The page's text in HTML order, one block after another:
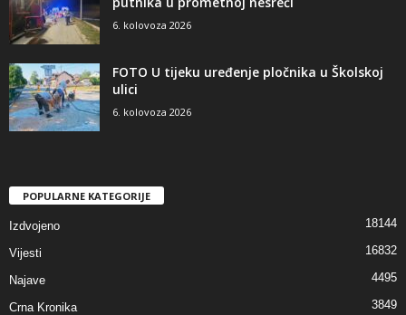
6. kolovoza 2026
FOTO U tijeku uređenje pločnika u Školskoj
ulici
6. kolovoza 2026
POPULARNE KATEGORIJE
Izdvojeno 18144
Vijesti 16832
Najave 4495
Crna Kronika 3849